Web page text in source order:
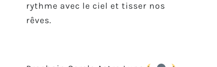
rythme avec le ciel et tisser nos
rêves.